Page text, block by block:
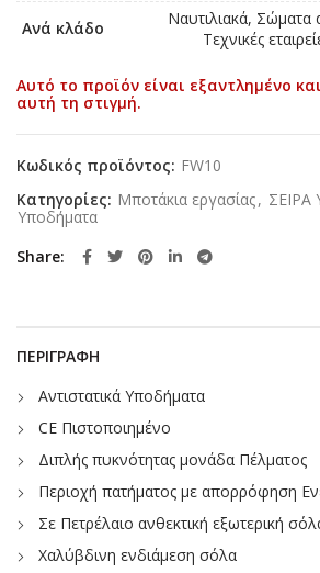
Ανά κλάδο
Ναυτιλιακά, Σώματα
Τεχνικές
Αυτό το προϊόν είναι εξαντλημένο
αυτή τη στιγμή.
Κωδικός προϊόντος: FW10
Κατηγορίες: Μποτάκια εργασίας,
Υποδήματα
Share
ΠΕΡΙΓΡΑΦΉ
Αντιστατικά Υποδήματα
CE Πιστοποιημένο
Διπλής πυκνότητας μονάδα Πέλματος
Περιοχή πατήματος με απορρόφηση
Σε Πετρέλαιο ανθεκτική εξωτερική
Χαλύβδινη ενδιάμεση σόλα